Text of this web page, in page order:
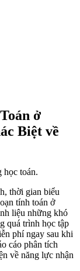
ở
Biệt về
học toán.
thời gian biểu
tính toán ở
liệu những khó
quá trình học tập
phí ngay sau khi
cáo phân tích
về năng lực nhận